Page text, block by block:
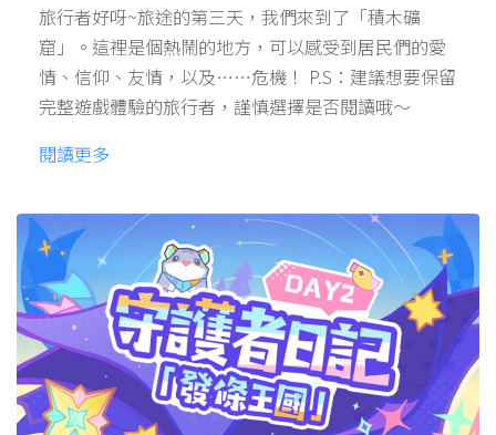
旅行者好呀~旅途的第三天，我們來到了「積木礦
窟」。這裡是個熱鬧的地方，可以感受到居民們的愛
情、信仰、友情，以及……危機！ P.S：建議想要保留
完整遊戲體驗的旅行者，謹慎選擇是否閱讀哦～
閱讀更多